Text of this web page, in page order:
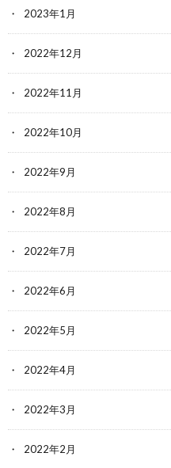
2023年1月
2022年12月
2022年11月
2022年10月
2022年9月
2022年8月
2022年7月
2022年6月
2022年5月
2022年4月
2022年3月
2022年2月